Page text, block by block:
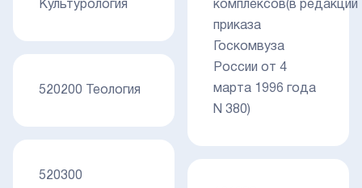
Культурология
520200 Теология
520300
комплексов(в редакции
приказа
Госкомвуза
России от 4
марта 1996 года
N 380)